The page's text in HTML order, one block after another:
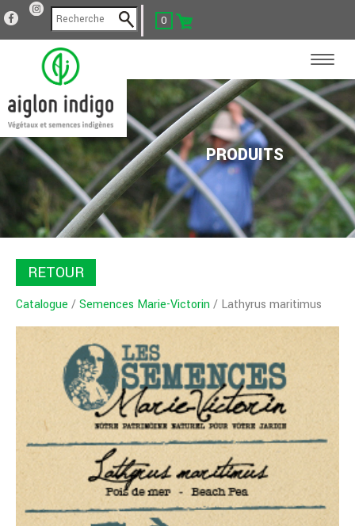
0
PRODUITS
RETOUR
Catalogue /Semences Marie-Victorin/ Lathyrus maritimus